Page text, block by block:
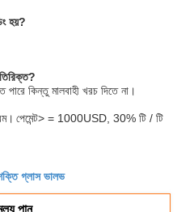
হয়?
কিন্তু মালবাহী খরচ দিতে না।
পেমেন্ট> = 1000USD, 30% টি / টি
গ্লাস ভালভ
পান